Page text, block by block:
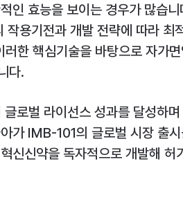
효능을 보이는 경우가 많습
용기전과 개발 전략에 따라
핵심기술을 바탕으로 자가
다.
로벌 라이선스 성과를 달성하
가 IMB-101의 글로벌 시장 출
신신약을 독자적으로 개발해